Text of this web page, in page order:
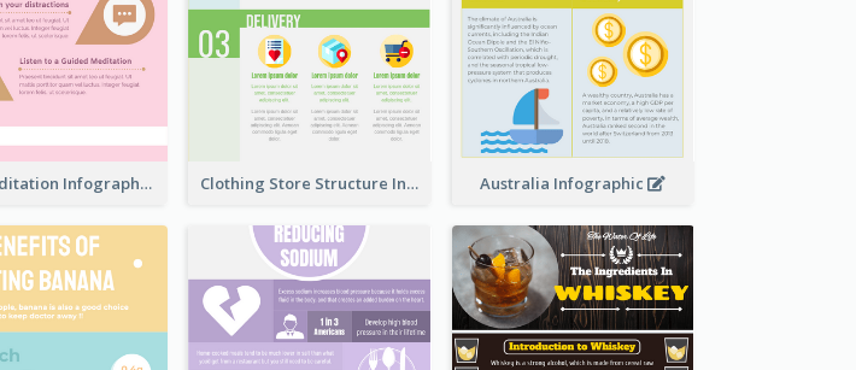
Pink Meditation Infographic Clothing Store Structure Infographic Australia Infographic